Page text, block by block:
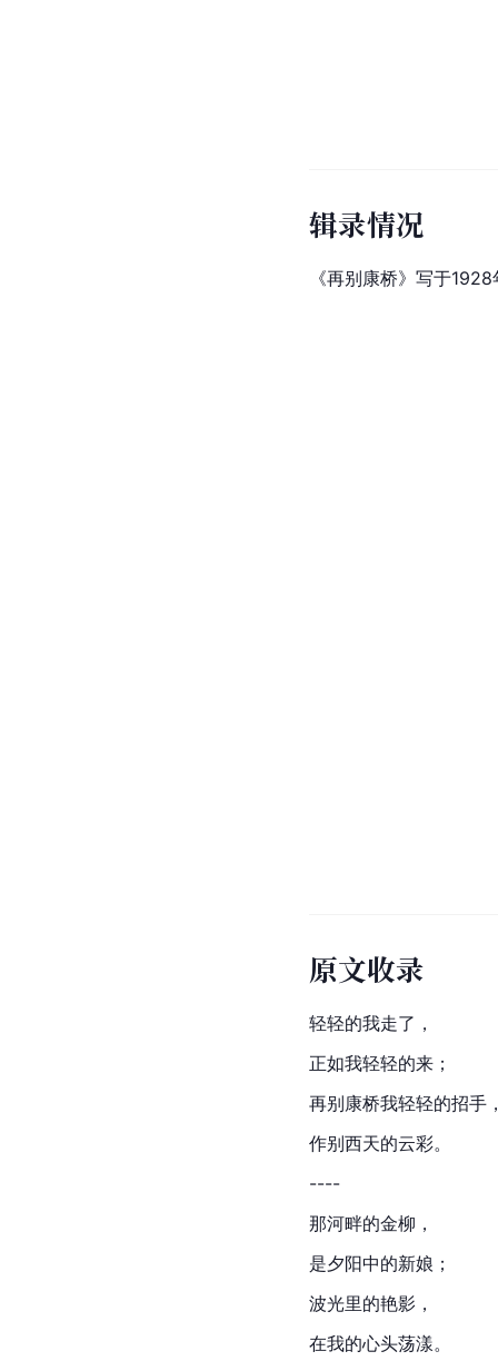
辑录情况
《再别康桥》写于
原文收录
轻轻的我走了，
正如我轻轻的来；
再别康桥我轻轻的招手
作别西天的云彩。
----
那河畔的金柳，
是夕阳中的新娘；
波光里的艳影，
在我的心头荡漾。